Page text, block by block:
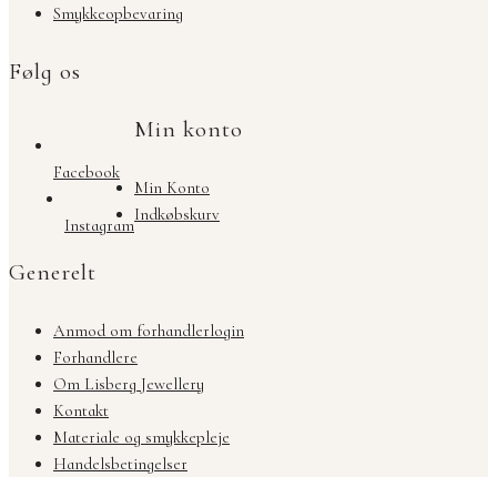
Smykkeopbevaring
Følg os
Facebook
Instagram
Min konto
Min Konto
Indkøbskurv
Generelt
Anmod om forhandlerlogin
Forhandlere
Om Lisberg Jewellery
Kontakt
Materiale og smykkepleje
Handelsbetingelser